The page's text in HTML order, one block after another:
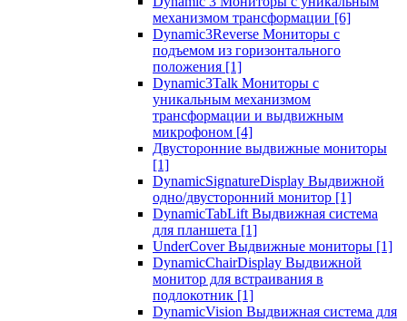
механизмом трансформации [6]
Dynamic3Reverse Мониторы с
подъемом из горизонтального
положения [1]
Dynamic3Talk Мониторы с
уникальным механизмом
трансформации и выдвижным
микрофоном [4]
Двусторонние выдвижные мониторы
[1]
DynamicSignatureDisplay Выдвижной
одно/двусторонний монитор [1]
DynamicTabLift Выдвижная система
для планшета [1]
UnderCover Выдвижные мониторы [1]
DynamicChairDisplay Выдвижной
монитор для встраивания в
подлокотник [1]
DynamicVision Выдвижная система для